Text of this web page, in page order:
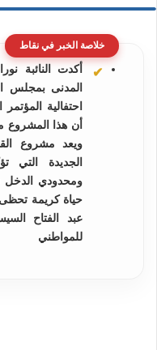
خلاصة الخبر في نقاط
أكدت النائبة
المدنى بمجلس
احتفالية
أن هذا المشروع
الجديدة التي
ومحدودي الدخل
حياة كريمة تحظى
عبد الفتاح
للمواطني